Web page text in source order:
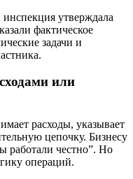
утверждала
фактическое
задачи и
или
расходы, указывает
цепочку. Бизнесу
работали честно”. Но
операций.